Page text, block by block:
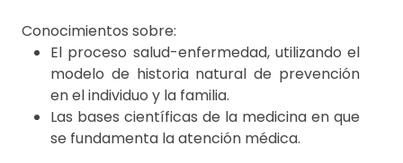
Conocimientos sobre:
El proceso salud-enfermedad, utilizando el
modelo de historia natural de prevención
en el individuo y la familia.
Las bases científicas de la medicina en que
se fundamenta la atención médica.